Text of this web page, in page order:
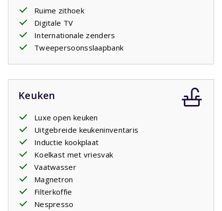
Ruime zithoek
Digitale TV
Internationale zenders
Tweepersoonsslaapbank
Keuken
Luxe open keuken
Uitgebreide keukeninventaris
Inductie kookplaat
Koelkast met vriesvak
Vaatwasser
Magnetron
Filterkoffie
Nespresso